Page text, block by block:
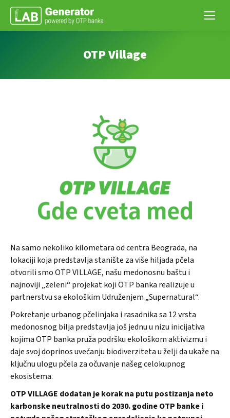
OTP Village
Na samo nekoliko kilometara od centra Beograda, na
lokaciji koja predstavlja stanište za više hiljada pčela
otvorili smo OTP VILLAGE, našu medonosnu baštu i
najnoviji „zeleni“ projekat koji OTP banka realizuje u
partnerstvu sa ekološkim Udruženjem „Supernatural“.
Pokretanje urbanog pčelinjaka i rasadnika sa 12 vrsta
medonosnog bilja predstavlja još jednu u nizu inicijativa
kojima OTP banka pruža podršku ekološkom aktivizmu i
daje svoj doprinos uvećanju biodiverziteta u želji da ukaže na
ključnu ulogu pčela za očuvanje našeg celokupnog
ekosistema.
OTP VILLAGE dodatan je korak na putu postizanja neto
karbonske neutralnosti do 2030. godine OTP banke i